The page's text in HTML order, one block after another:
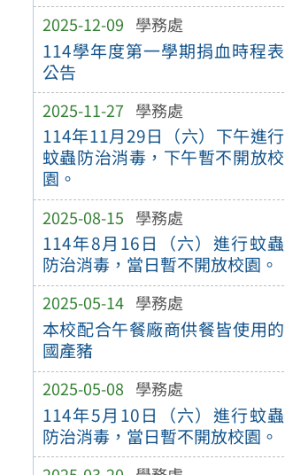
2025-12-09 學務處
114學年度第一學期捐血時程表
公告
2025-11-27 學務處
114年11月29日（六）下午進行
蚊蟲防治消毒，下午暫不開放校
園。
2025-08-15 學務處
114年8月16日（六）進行蚊蟲
防治消毒，當日暫不開放校園。
2025-05-14 學務處
本校配合午餐廠商供餐皆使用的
國產豬
2025-05-08 學務處
114年5月10日（六）進行蚊蟲
防治消毒，當日暫不開放校園。